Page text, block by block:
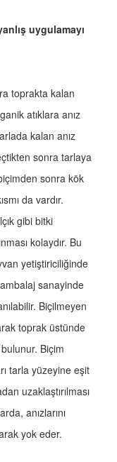
uygulamayı
toprakta kalan
atıklara anız
kalan anız
sonra tarlaya
sonra kök
da vardır.
gibi bitki
kolaydır. Bu
yetiştiriciliğinde
sanayinde
Biçilmeyen
toprak üstünde
Biçim
tarla yüzeyine eşit
uzaklaştırılması
anızlarını
yok eder.